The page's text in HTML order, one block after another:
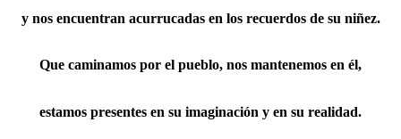
y nos encuentran acurrucadas en los recuerdos de su niñez.
Que caminamos por el pueblo, nos mantenemos en él,
estamos presentes en su imaginación y en su realidad.